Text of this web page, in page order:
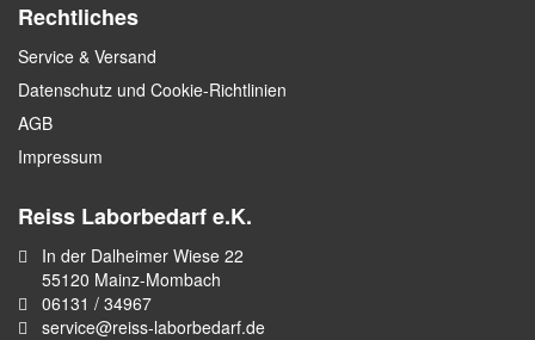
Rechtliches
Service & Versand
Datenschutz und Cookie-Richtlinien
AGB
Impressum
Reiss Laborbedarf e.K.
In der Dalheimer Wiese 22
55120 Mainz-Mombach
06131 / 34967
service@reiss-laborbedarf.de